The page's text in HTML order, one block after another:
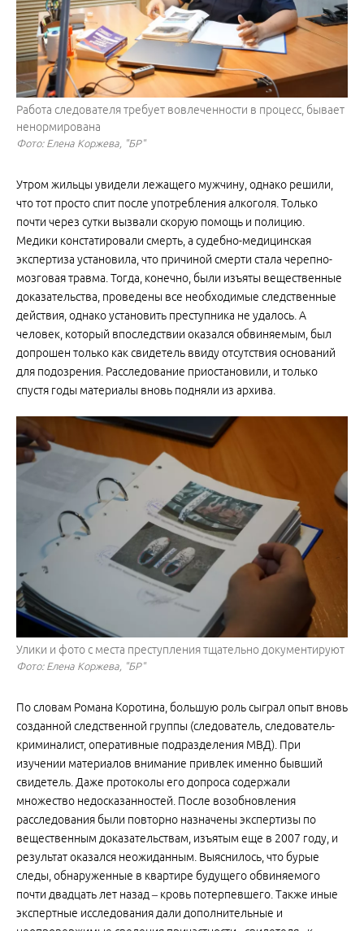
Работа следователя требует вовлеченности в процесс, бывает
ненормирована
Фото: Елена Коржева, "БР"
Утром жильцы увидели лежащего мужчину, однако решили,
что тот просто спит после употребления алкоголя. Только
почти через сутки вызвали скорую помощь и полицию.
Медики констатировали смерть, а судебно-медицинская
экспертиза установила, что причиной смерти стала черепно-
мозговая травма. Тогда, конечно, были изъяты вещественные
доказательства, проведены все необходимые следственные
действия, однако установить преступника не удалось. А
человек, который впоследствии оказался обвиняемым, был
допрошен только как свидетель ввиду отсутствия оснований
для подозрения. Расследование приостановили, и только
спустя годы материалы вновь подняли из архива.
Улики и фото с места преступления тщательно документируют
Фото: Елена Коржева, "БР"
По словам Романа Коротина, большую роль сыграл опыт вновь
созданной следственной группы (следователь, следователь-
криминалист, оперативные подразделения МВД). При
изучении материалов внимание привлек именно бывший
свидетель. Даже протоколы его допроса содержали
множество недосказанностей. После возобновления
расследования были повторно назначены экспертизы по
вещественным доказательствам, изъятым еще в 2007 году, и
результат оказался неожиданным. Выяснилось, что бурые
следы, обнаруженные в квартире будущего обвиняемого
почти двадцать лет назад – кровь потерпевшего. Также иные
экспертные исследования дали дополнительные и